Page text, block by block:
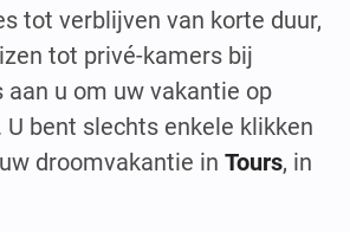
tot verblijven van korte duur,
tot privé-kamers bij
aan u om uw vakantie op
bent slechts enkele klikken
droomvakantie in Tours, in